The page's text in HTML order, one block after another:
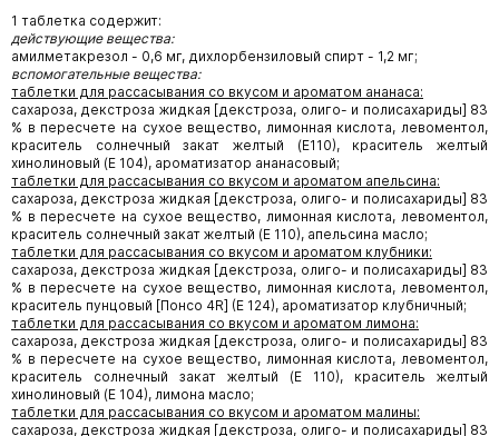
1 таблетка содержит:
действующие вещества:
амилметакрезол - 0,6 мг, дихлорбензиловый спирт - 1,2 мг;
вспомогательные вещества:
таблетки для рассасывания со вкусом и ароматом ананаса:
сахароза, декстроза жидкая [декстроза, олиго- и полисахариды] 83
% в пересчете на сухое вещество, лимонная кислота, левоментол,
краситель солнечный закат желтый (Е110), краситель желтый
хинолиновый (Е 104), ароматизатор ананасовый;
таблетки для рассасывания со вкусом и ароматом апельсина:
сахароза, декстроза жидкая [декстроза, олиго- и полисахариды] 83
% в пересчете на сухое вещество, лимонная кислота, левоментол,
краситель солнечный закат желтый (Е 110), апельсина масло;
таблетки для рассасывания со вкусом и ароматом клубники:
сахароза, декстроза жидкая [декстроза, олиго- и полисахариды] 83
% в пересчете на сухое вещество, лимонная кислота, левоментол,
краситель пунцовый [Понсо 4R] (Е 124), ароматизатор клубничный;
таблетки для рассасывания со вкусом и ароматом лимона:
сахароза, декстроза жидкая [декстроза, олиго- и полисахариды] 83
% в пересчете на сухое вещество, лимонная кислота, левоментол,
краситель солнечный закат желтый (Е 110), краситель желтый
хинолиновый (Е 104), лимона масло;
таблетки для рассасывания со вкусом и ароматом малины:
сахароза, декстроза жидкая [декстроза, олиго- и полисахариды] 83